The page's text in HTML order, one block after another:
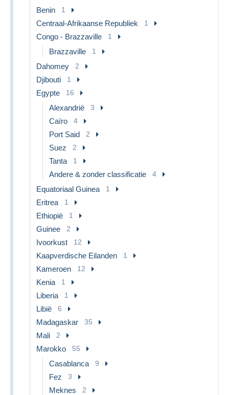
Benin 1
Centraal-Afrikaanse Republiek 1
Congo - Brazzaville 1
Brazzaville 1
Dahomey 2
Djibouti 1
Egypte 16
Alexandrië 3
Caïro 4
Port Said 2
Suez 2
Tanta 1
Andere & zonder classificatie 4
Equatoriaal Guinea 1
Eritrea 1
Ethiopië 1
Guinee 2
Ivoorkust 12
Kaapverdische Eilanden 1
Kameroen 12
Kenia 1
Liberia 1
Libië 6
Madagaskar 35
Mali 2
Marokko 55
Casablanca 9
Fez 3
Meknes 2